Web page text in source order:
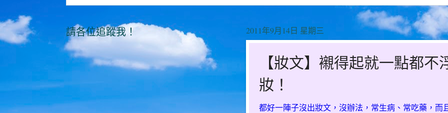
2011年9月14日 星期三
【妝文】襯得起就一點都
妝！
都好一陣子沒出妝文，沒辦法，常生病、常吃藥，
請各位追蹤我！